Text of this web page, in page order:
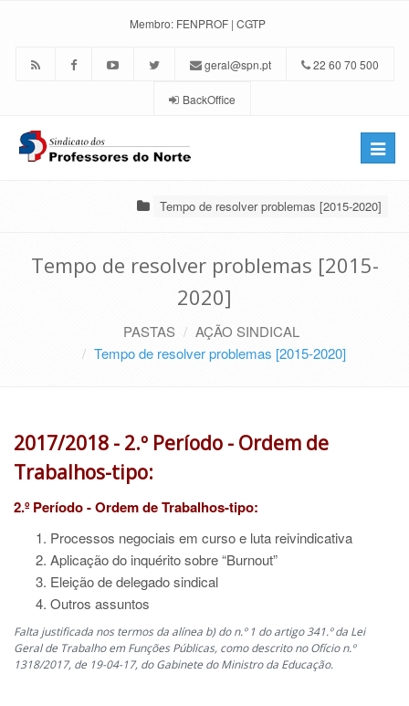
Membro: FENPROF | CGTP
geral@spn.pt 22 60 70 500
BackOffice
Toggle
Tempo de resolver problemas [2015-2020]
Tempo de resolver problemas [2015-
2020]
PASTAS
AÇÃO SINDICAL
Tempo de resolver problemas [2015-2020]
2017/2018 - 2.º Período - Ordem de
Trabalhos-tipo:
2.º Período - Ordem de Trabalhos-tipo:
Processos negociais em curso e luta reivindicativa
Aplicação do inquérito sobre “Burnout”
Eleição de delegado sindical
Outros assuntos
Falta justificada nos termos da alínea b) do n.º 1 do artigo 341.º da Lei
Geral de Trabalho em Funções Públicas, como descrito no Ofício n.º
1318/2017, de 19-04-17, do Gabinete do Ministro da Educação.